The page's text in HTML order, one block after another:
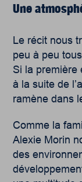
Une
Le récit nous
peu à peu
Si la première
à la suite de
ramène dans
Comme la
Alexie Morin
des